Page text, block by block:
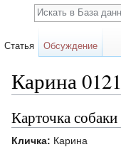
Карина 0121
Карточка собаки
Кличка: Карина
Статья Обсуждение
Поиск